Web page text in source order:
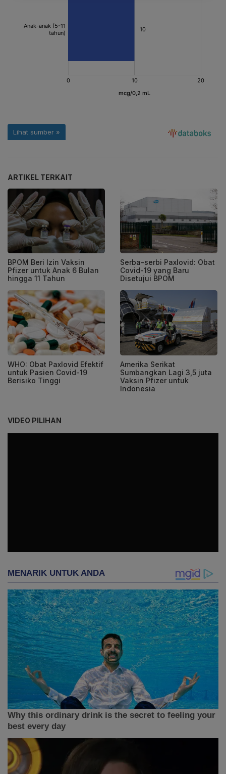
ARTIKEL TERKAIT
BPOM Beri Izin Vaksin
Pfizer untuk Anak 6 Bulan
hingga 11 Tahun
Serba-serbi Paxlovid: Obat
Covid-19 yang Baru
Disetujui BPOM
WHO: Obat Paxlovid Efektif
untuk Pasien Covid-19
Berisiko Tinggi
Amerika Serikat
Sumbangkan Lagi 3,5 juta
Vaksin Pfizer untuk
Indonesia
VIDEO PILIHAN